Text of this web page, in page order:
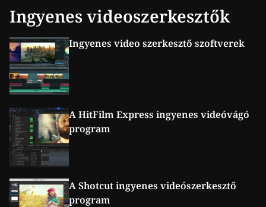
telepíteni sem kell gépünkre őket és szinte minden olyan
szerkesztési funkciót tartalmaz, mint a Photoshop. 1.
GIMP […]
Ingyenes videoszerkesztők
Ingyenes video szerkesztő szoftverek
A HitFilm Express ingyenes videóvágó
program
A Shotcut ingyenes videószerkesztő
program